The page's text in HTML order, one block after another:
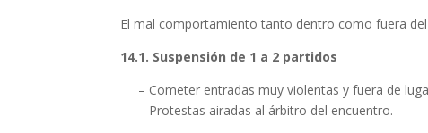
El mal comportamiento tanto dentro como fuera
14.1. Suspensión de 1 a 2 partidos
– Cometer entradas muy violentas y fuera de
– Protestas airadas al árbitro del encuentro.